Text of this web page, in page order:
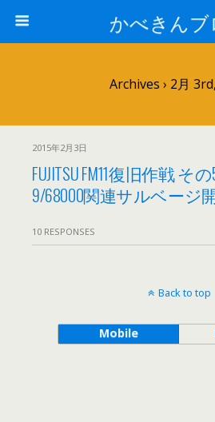
かべきん
Archives › 2月
2015年2月3日
FUJITSU FM11復旧作戦 その
9/68000関連サルベージ
10 RESPONSES
Back to top
Mobile